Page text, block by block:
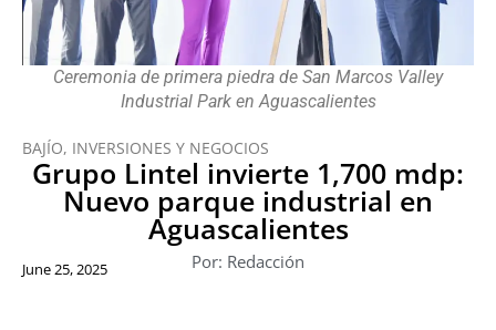
Ceremonia de primera piedra de San Marcos Valley
Industrial Park en Aguascalientes
BAJÍO, INVERSIONES Y NEGOCIOS
Grupo Lintel invierte 1,700 mdp:
Nuevo parque industrial en
Aguascalientes
Por: Redacción
June 25, 2025